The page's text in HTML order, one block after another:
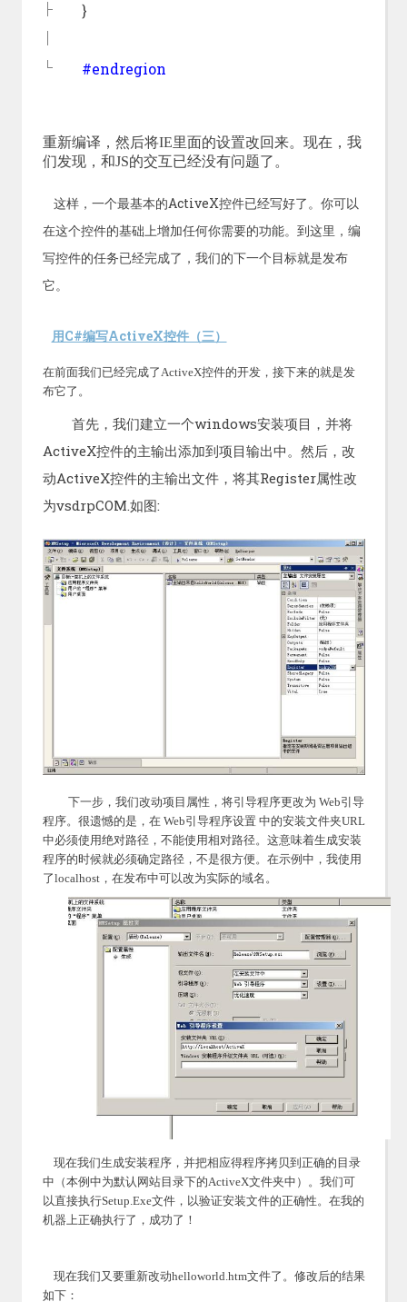
}
#endregion
重新编译，然后将IE里面的设置改回来。现在，我
们发现，和JS的交互已经没有问题了。
这样，一个最基本的ActiveX控件已经写好了。你可以
在这个控件的基础上增加任何你需要的功能。到这里，编
写控件的任务已经完成了，我们的下一个目标就是发布
它。
用C#编写ActiveX控件（三）
在前面我们已经完成了ActiveX控件的开发，接下来的就是发
布它了。
首先，我们建立一个windows安装项目，并将
ActiveX控件的主输出添加到项目输出中。然后，改
动ActiveX控件的主输出文件，将其Register属性改
为vsdrpCOM.如图:
下一步，我们改动项目属性，将引导程序更改为 Web引导
程序。很遗憾的是，在 Web引导程序设置 中的安装文件夹URL
中必须使用绝对路径，不能使用相对路径。这意味着生成安装
程序的时候就必须确定路径，不是很方便。在示例中，我使用
了localhost，在发布中可以改为实际的域名。
现在我们生成安装程序，并把相应得程序拷贝到正确的目录
中（本例中为默认网站目录下的ActiveX文件夹中）。我们可
以直接执行Setup.Exe文件，以验证安装文件的正确性。在我的
机器上正确执行了，成功了！
现在我们又要重新改动helloworld.htm文件了。修改后的结果
如下：